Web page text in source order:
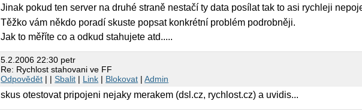
Jinak pokud ten server na druhé straně nestačí ty data posílat tak to asi rychleji
Těžko vám někdo poradí skuste popsat konkrétní problém podrobněji.
Jak to měříte co a odkud stahujete atd.....
5.2.2006 22:30 petr
Re: Rychlost stahovani ve FF
Odpovědět | |Sbalit | Link | Blokovat |Admin
skus otestovat pripojeni nejaky merakem (dsl.cz, rychlost.cz) a uvidis...